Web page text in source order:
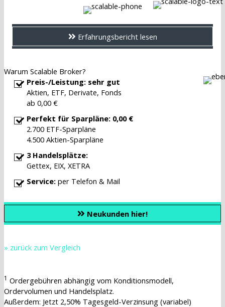
Erfahrungsbericht lesen
Warum Scalable Broker?
Preis-/Leistung: sehr gut
Aktien, ETF, Derivate, Fonds
ab 0,00 €
Perfekt für Sparpläne: 0,00 €
2.700 ETF-Sparpläne
4.500 Aktien-Sparpläne
3 Handelsplätze:
Gettex, EIX, XETRA
Service: per Telefon & Mail
Neukunden hier!
» zurück zum Vergleich
1 Ordergebühren abhängig vom Konditionsmodell,
Ordervolumen und Handelsplatz.
Außerdem: Jetzt 2,50% Tagesgeld-Verzinsung (variabel)